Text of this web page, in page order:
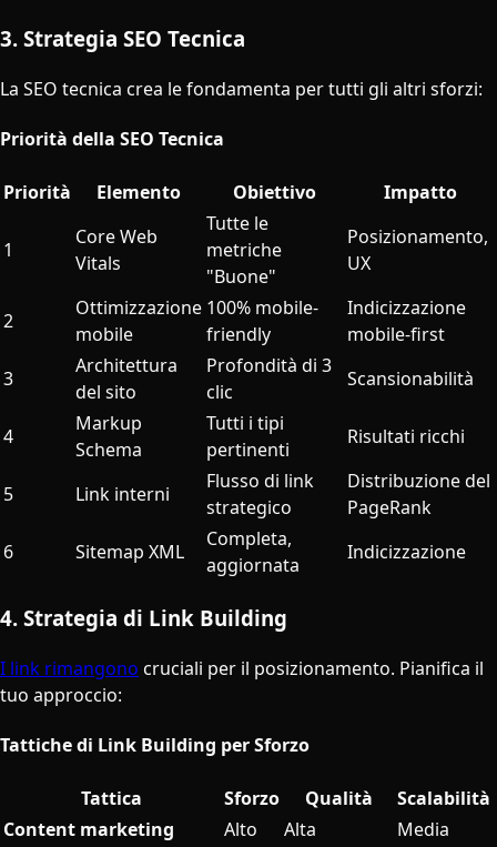
3. Strategia SEO Tecnica
La SEO tecnica crea le fondamenta per tutti gli altri sforzi:
Priorità della SEO Tecnica
Priorità Elemento Obiettivo Impatto
1
Core Web
Vitals
Tutte le
metriche
"Buone"
Posizionamento,
UX
2
Ottimizzazione
mobile
100% mobile-
friendly
Indicizzazione
mobile-first
3
Architettura
del sito
Profondità di 3
clic
Scansionabilità
4
Markup
Schema
Tutti i tipi
pertinenti
Risultati ricchi
5 Link interni
Flusso di link
strategico
Distribuzione del
PageRank
6
Sitemap XML
Completa,
aggiornata
Indicizzazione
4. Strategia di Link Building
I link rimangono cruciali per il posizionamento. Pianifica il
tuo approccio:
Tattiche di Link Building per Sforzo
Tattica Sforzo Qualità
Scalabilità
Content marketing
Alto Alta
Media